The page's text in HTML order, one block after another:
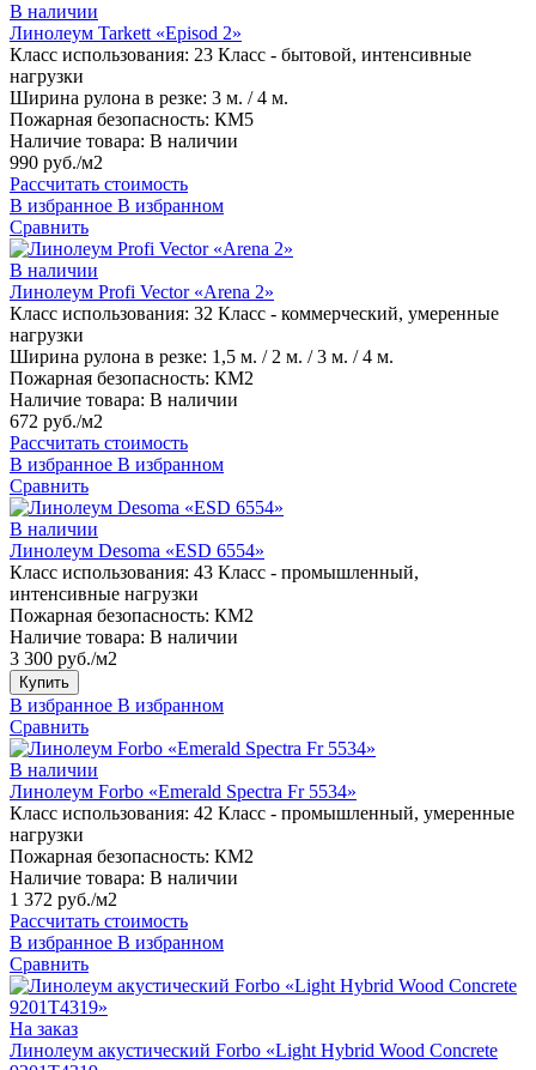
В наличии
Линолеум Tarkett «Episod 2»
Класс использования: 23 Класс - бытовой, интенсивные
нагрузки
Ширина рулона в резке: 3 м. / 4 м.
Пожарная безопасность: КМ5
Наличие товара: В наличии
990 руб./м2
Рассчитать стоимость
В избранное В избранном
Сравнить
В наличии
Линолеум Profi Vector «Arena 2»
Класс использования: 32 Класс - коммерческий, умеренные
нагрузки
Ширина рулона в резке: 1,5 м. / 2 м. / 3 м. / 4 м.
Пожарная безопасность: КМ2
Наличие товара: В наличии
672 руб./м2
Рассчитать стоимость
В избранное В избранном
Сравнить
В наличии
Линолеум Desoma «ESD 6554»
Класс использования: 43 Класс - промышленный,
интенсивные нагрузки
Пожарная безопасность: КМ2
Наличие товара: В наличии
3 300 руб./м2
Купить
В избранное В избранном
Сравнить
В наличии
Линолеум Forbo «Emerald Spectra Fr 5534»
Класс использования: 42 Класс - промышленный, умеренные
нагрузки
Пожарная безопасность: КМ2
Наличие товара: В наличии
1 372 руб./м2
Рассчитать стоимость
В избранное В избранном
Сравнить
На заказ
Линолеум акустический Forbo «Light Hybrid Wood Concrete